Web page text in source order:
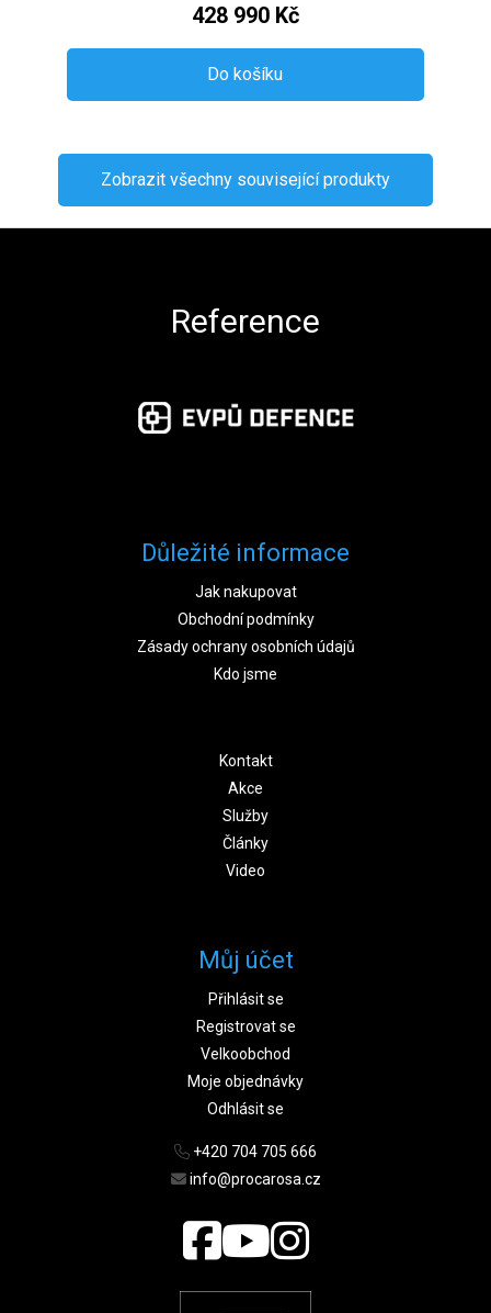
428 990 Kč
Do košíku
Zobrazit všechny související produkty
Reference
Důležité informace
Jak nakupovat
Obchodní podmínky
Zásady ochrany osobních údajů
Kdo jsme
Kontakt
Akce
Služby
Články
Video
Můj účet
Přihlásit se
Registrovat se
Velkoobchod
Moje objednávky
Odhlásit se
+420 704 705 666
info@procarosa.cz